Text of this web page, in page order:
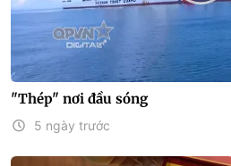
"Thép" nơi đầu sóng
5 ngày trước